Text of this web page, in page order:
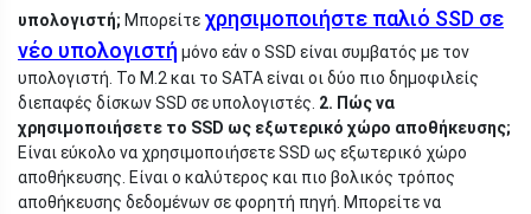
υπολογιστή; Μπορείτε χρησιμοποιήστε παλιό SSD σε
νέο υπολογιστή μόνο εάν ο SSD είναι συμβατός με τον
υπολογιστή. Το M.2 και το SATA είναι οι δύο πιο δημοφιλείς
διεπαφές δίσκων SSD σε υπολογιστές. 2. Πώς να
χρησιμοποιήσετε το SSD ως εξωτερικό χώρο αποθήκευσης;
Είναι εύκολο να χρησιμοποιήσετε SSD ως εξωτερικό χώρο
αποθήκευσης. Είναι ο καλύτερος και πιο βολικός τρόπος
αποθήκευσης δεδομένων σε φορητή πηγή. Μπορείτε να